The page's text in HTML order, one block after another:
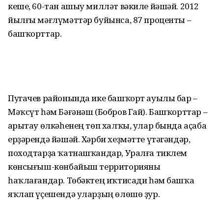
кеше, 60-тан ашыу милләт вәкиле йәшәй. 2012
йылғы мәғлүмәттәр буйынса, 87 проценты –
башҡорттар.
Пугачев районында ике башҡорт ауылы бар –
Мәҡсүт һәм Бәғәнәш (Бобров Гай). Башҡорттар –
Һарытау өлкә­һенең төп халҡы, улар бында аҫаба
ерҙәрендә йәшәй. Хәрби хеҙмәтте үтә­гәндәр,
походтарҙа ҡатнашҡандар, Уралға тиклем
көнсығыш-көнбайыш территорияны
һаҡлағандар. Төбәктең иҡтисади һәм башҡа
яҡлап үҫешендә уларҙың өлөшө ҙур.